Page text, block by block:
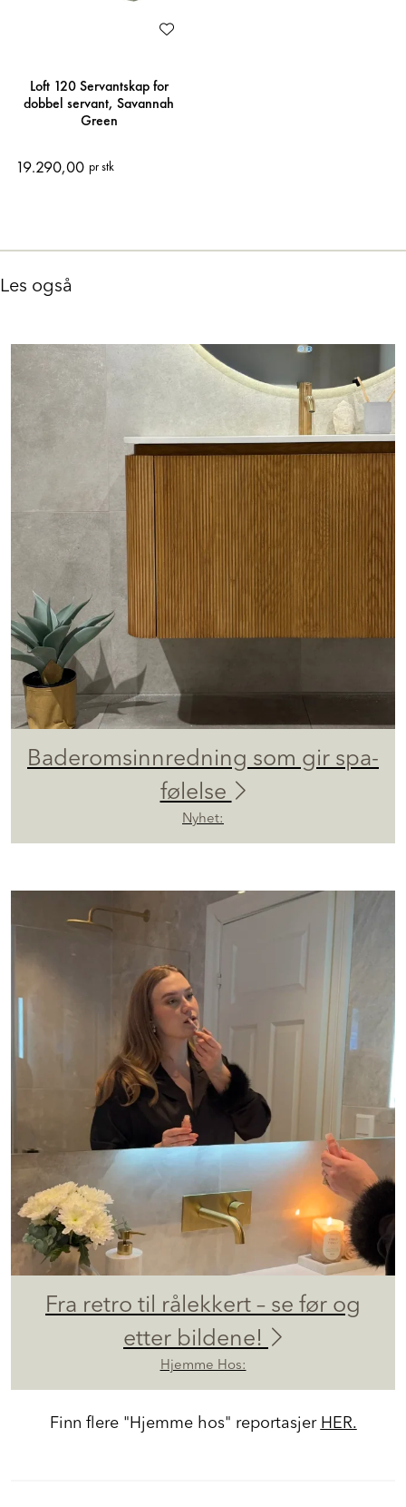
Loft 120 Servantskap for
dobbel servant, Savannah
Green
19.290,00 pr stk
Les også
Baderomsinnredning som gir spa-
følelse
Nyhet:
Fra retro til rålekkert – se før og
etter bildene!
Hjemme Hos:
Finn flere "Hjemme hos" reportasjer HER.